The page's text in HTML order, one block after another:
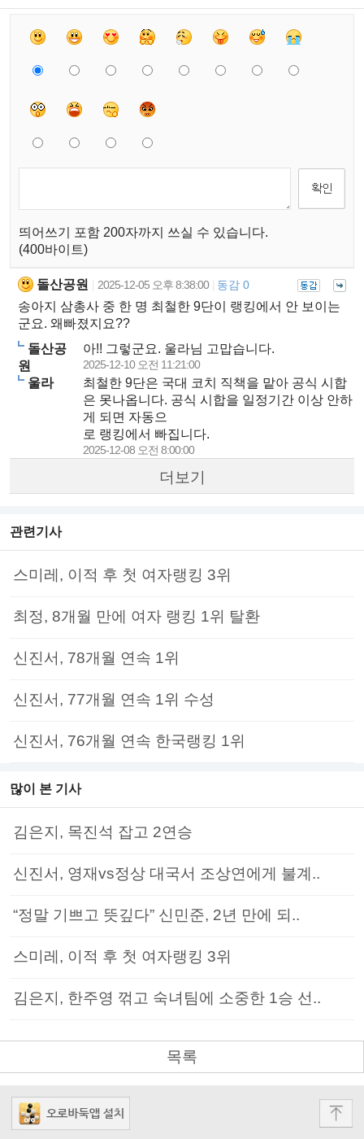
띄어쓰기 포함 200자까지 쓰실 수 있습니다.
(400바이트)
돌산공원 2025-12-05 오후 8:38:00 동감 0
송아지 삼총사 중 한 명 최철한 9단이 랭킹에서 안 보이는
군요. 왜빠졌지요??
돌산공
원
아!! 그렇군요. 울라님 고맙습니다.
2025-12-10 오전 11:21:00
울라
최철한 9단은 국대 코치 직책을 맡아 공식 시합
은 못나옵니다. 공식 시합을 일정기간 이상 안하
게 되면 자동으
로 랭킹에서 빠집니다.
2025-12-08 오전 8:00:00
더보기
관련기사
스미레, 이적 후 첫 여자랭킹 3위
최정, 8개월 만에 여자 랭킹 1위 탈환
신진서, 78개월 연속 1위
신진서, 77개월 연속 1위 수성
신진서, 76개월 연속 한국랭킹 1위
많이 본 기사
김은지, 목진석 잡고 2연승
신진서, 영재vs정상 대국서 조상연에게 불계..
“정말 기쁘고 뜻깊다” 신민준, 2년 만에 되..
스미레, 이적 후 첫 여자랭킹 3위
김은지, 한주영 꺾고 숙녀팀에 소중한 1승 선..
목록